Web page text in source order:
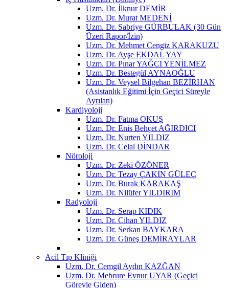
Uzm. Dr. İlknur DEMİR
Uzm. Dr. Murat MEDENİ
Uzm. Dr. Sabriye GÜRBULAK (30 Gün
Üzeri Rapor/İzin)
Uzm. Dr. Mehmet Cengiz KARAKUZU
Uzm. Dr. Ayşe EKDAL YAY
Uzm. Dr. Pınar YAĞCI YENİLMEZ
Uzm. Dr. Bestegül AYNAOĞLU
Uzm. Dr. Veysel Bilgehan BEZİRHAN
(Asistanlık Eğitimi İçin Geçici Süreyle
Ayrılan)
Kardiyoloji
Uzm. Dr. Fatma OKUŞ
Uzm. Dr. Enis Behçet AĞIRDICI
Uzm. Dr. Nurten YILDIZ
Uzm. Dr. Celal DİNDAR
Nöroloji
Uzm. Dr. Zeki ÖZÖNER
Uzm. Dr. Tezay ÇAKIN GÜLEÇ
Uzm. Dr. Burak KARAKAŞ
Uzm. Dr. Nilüfer YILDIRIM
Radyoloji
Uzm. Dr. Serap KIDIK
Uzm. Dr. Cihan YILDIZ
Uzm. Dr. Serkan BAYKARA
Uzm. Dr. Güneş DEMİRAYLAR
Acil Tıp Kliniği
Uzm. Dr. Cemgil Aydın KAZĞAN
Uzm. Dr. Mebrure Evnur UYAR (Geçici
Görevle Giden)